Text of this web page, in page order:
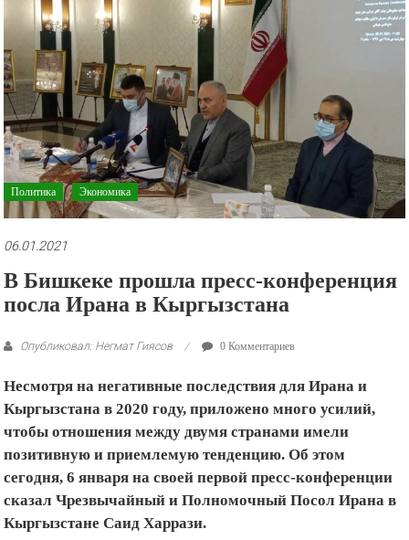
фильмы,
музыкальные
произведения,
рекламные
ролики
и
презентации.
Политика Экономика
06.01.2021
В Бишкеке прошла пресс-конференция
посла Ирана в Кыргызстана
Опубликовал: Негмат Гиясов 0 Комментариев
Несмотря на негативные последствия для Ирана и
Кыргызстана в 2020 году, приложено много усилий,
чтобы отношения между двумя странами имели
позитивную и приемлемую тенденцию. Об этом
сегодня, 6 января на своей первой пресс-конференции
сказал Чрезвычайный и Полномочный Посол Ирана в
Кыргызстане Саид Харрази.